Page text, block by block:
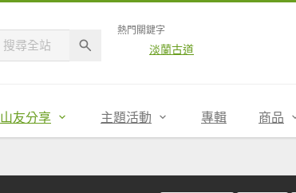
熱門關鍵字
淡蘭古道
山友分享 主題活動 專輯 商品